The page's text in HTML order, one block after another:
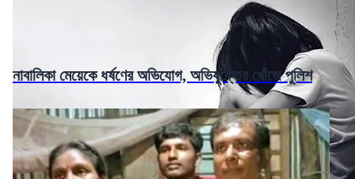
নাবালিকা মেয়েকে ধর্ষণের অভিযোগ, অভিযুক্তের খোঁজে পুলিশ